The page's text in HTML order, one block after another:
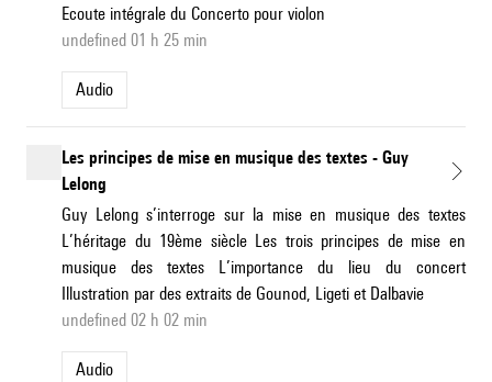
Ecoute intégrale du Concerto pour violon
undefined 01 h 25 min
Audio
Les principes de mise en musique des textes - Guy
Lelong
Guy Lelong s’interroge sur la mise en musique des textes
L’héritage du 19ème siècle Les trois principes de mise en
musique des textes L’importance du lieu du concert
Illustration par des extraits de Gounod, Ligeti et Dalbavie
undefined 02 h 02 min
Audio